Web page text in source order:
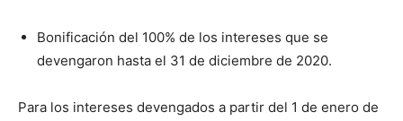
Bonificación del 100% de los intereses que se
devengaron hasta el 31 de diciembre de 2020.
Para los intereses devengados a partir del 1 de enero de